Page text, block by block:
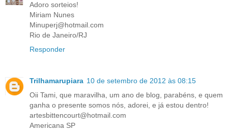
Adoro sorteios!
Miriam Nunes
Minuperj@hotmail.com
Rio de Janeiro/RJ
Responder
Trilhamarupiara 10 de setembro de 2012 às 08:15
Oii Tami, que maravilha, um ano de blog, parabéns, e quem
ganha o presente somos nós, adorei, e já estou dentro!
artesbittencourt@hotmail.com
Americana SP